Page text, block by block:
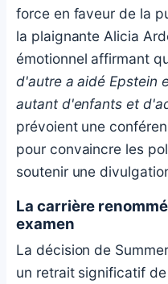
force en faveur de la
la plaignante Alicia
émotionnel affirmant
d'autre a aidé Epstein
autant d'enfants et
prévoient une
pour convaincre les
soutenir une
La carrière
examen
La décision de
un retrait significatif